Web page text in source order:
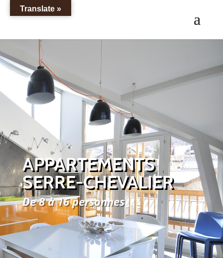
APPARTEMENTS
SERRE-CHEVALIER
De 8 à 16 personnes
Translate »